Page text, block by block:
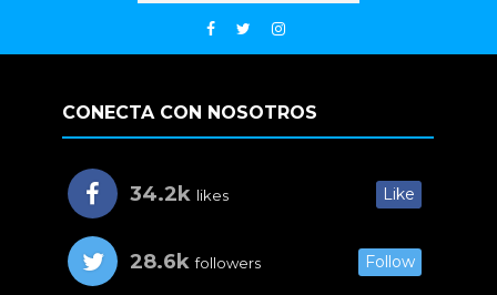
CONECTA CON NOSOTROS
34.2k likes Like
28.6k followers Follow